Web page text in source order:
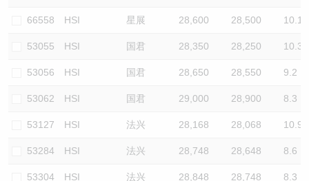
66558 HSI 星展 28,600 28,500 10.1
53055 HSI 国君 28,350 28,250 10.3
53056 HSI 国君 28,650 28,550 9.2
53062 HSI 国君 29,000 28,900 8.3
53127 HSI 法兴 28,168 28,068 10.9
53284 HSI 法兴 28,748 28,648 8.6
53304 HSI 法兴 28,848 28,748 8.3